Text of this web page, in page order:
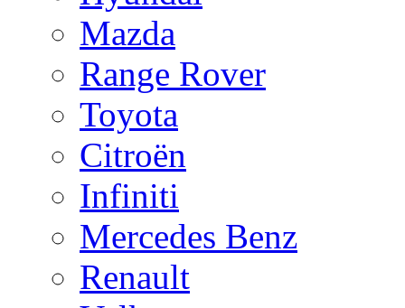
Mazda
Range Rover
Toyota
Citroën
Infiniti
Mercedes Benz
Renault